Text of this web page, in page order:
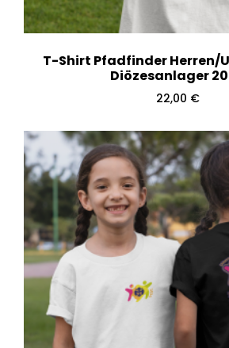
T-Shirt Pfadfinder Herren/
Diözesanlager
22,00 €